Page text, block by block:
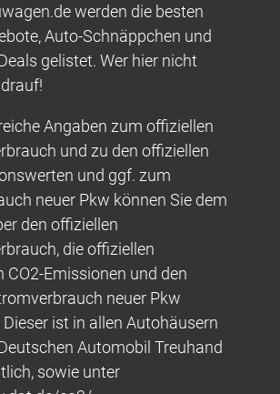
werden die besten
Auto-Schnäppchen und
gelistet. Wer hier nicht
Angaben zum offiziellen
und zu den offiziellen
und ggf. zum
neuer Pkw können Sie dem
den offiziellen
die offiziellen
CO2-Emissionen und den
neuer Pkw
ist in allen Autohäusern
Automobil Treuhand
sowie unter